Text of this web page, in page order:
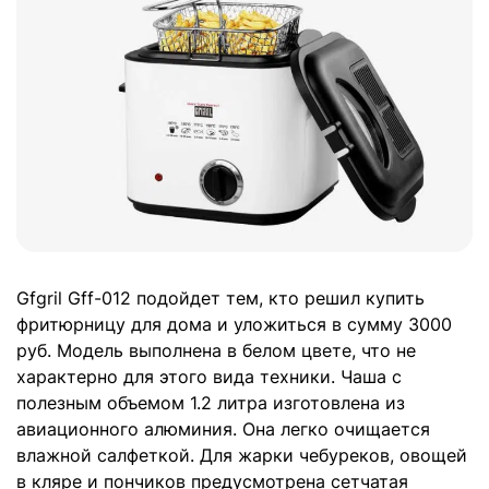
Gfgril Gff-012 подойдет тем, кто решил купить
фритюрницу для дома и уложиться в сумму 3000
руб. Модель выполнена в белом цвете, что не
характерно для этого вида техники. Чаша с
полезным объемом 1.2 литра изготовлена из
авиационного алюминия. Она легко очищается
влажной салфеткой. Для жарки чебуреков, овощей
в кляре и пончиков предусмотрена сетчатая